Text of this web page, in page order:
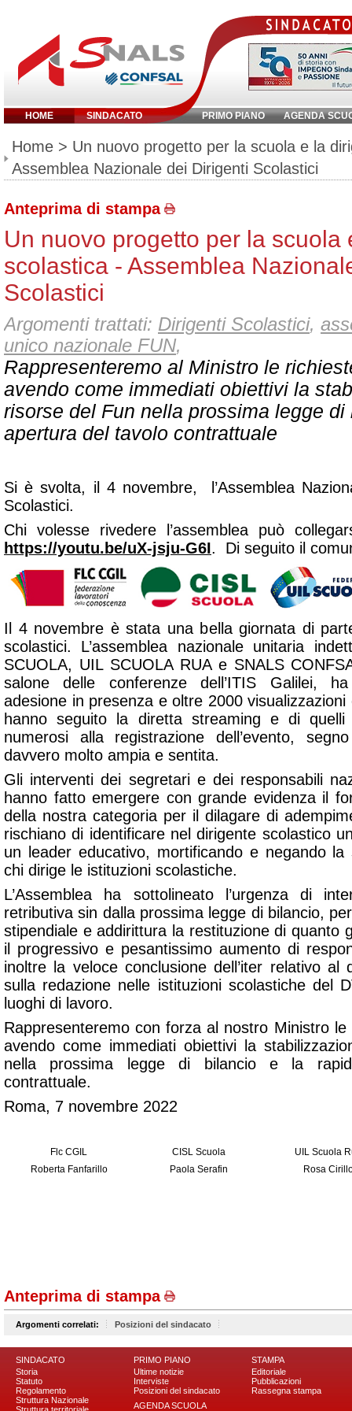
HOME SINDACATO PRIMO PIANO AGENDA
Inserisci parola chiave:
Home > Un nuovo progetto per la scuola e la
Assemblea Nazionale dei Dirigenti Scolastici
Anteprima di stampa
Un nuovo progetto per la scuola
scolastica - Assemblea
Scolastici
Argomenti trattati: Dirigenti Scolastici,
unico nazionale FUN,
Rappresenteremo al Ministro le
avendo come immediati obiettivi la
risorse del Fun nella prossima legge
apertura del tavolo contrattuale
Si è svolta, il 4 novembre, l’Assemblea
Scolastici.
Chi volesse rivedere l’assemblea può
https://youtu.be/uX-jsju-G6I. Di seguito il
Il 4 novembre è stata una bella giornata di
scolastici. L’assemblea nazionale unitaria
SCUOLA, UIL SCUOLA RUA e SNALS
salone delle conferenze dell’ITIS Galilei, ha
adesione in presenza e oltre 2000
hanno seguito la diretta streaming e di quelli
numerosi alla registrazione dell’evento,
davvero molto ampia e sentita.
Gli interventi dei segretari e dei responsabili
hanno fatto emergere con grande evidenza il
della nostra categoria per il dilagare di
rischiano di identificare nel dirigente scolastico
un leader educativo, mortificando e negando
chi dirige le istituzioni scolastiche.
L’Assemblea ha sottolineato l’urgenza di
retributiva sin dalla prossima legge di bilancio,
stipendiale e addirittura la restituzione di quanto
il progressivo e pesantissimo aumento di
inoltre la veloce conclusione dell’iter relativo al
sulla redazione nelle istituzioni scolastiche del
luoghi di lavoro.
Rappresenteremo con forza al nostro Ministro
avendo come immediati obiettivi la
nella prossima legge di bilancio e la
contrattuale.
Roma, 7 novembre 2022
Flc CGIL
Roberta Fanfarillo
CISL Scuola
Paola Serafin
UIL Scuola
Rosa
Anteprima di stampa
Argomenti correlati: Posizioni del sindacato
SINDACATO
Storia
Statuto
Regolamento
Struttura Nazionale
PRIMO PIANO
Ultime notizie
Interviste
Posizioni del sindacato
AGENDA SCUOLA
STAMPA
Editoriale
Pubblicazioni
Rassegna stampa